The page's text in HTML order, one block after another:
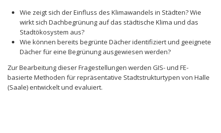
Wie zeigt sich der Einfluss des Klimawandels in Städten? Wie
wirkt sich Dachbegrünung auf das städtische Klima und das
Stadtökosystem aus?
Wie können bereits begrünte Dächer identifiziert und geeignete
Dächer für eine Begrünung ausgewiesen werden?
Zur Bearbeitung dieser Fragestellungen werden GIS- und FE-
basierte Methoden für repräsentative Stadtstrukturtypen von Halle
(Saale) entwickelt und evaluiert.